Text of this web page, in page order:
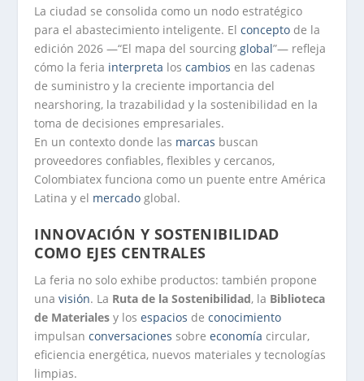
La ciudad se consolida como un nodo estratégico
para el abastecimiento inteligente. Elconcepto de la
edición 2026 —“El mapa del sourcing global”— refleja
cómo la feria interpreta loscambios en las cadenas
de suministro y la creciente importancia del
nearshoring, la trazabilidad y la sostenibilidad en la
toma de decisiones empresariales.
En un contexto donde las marcas buscan
proveedores confiables, flexibles y cercanos,
Colombiatex funciona como un puente entre América
Latina y el mercado global.
INNOVACIÓN Y SOSTENIBILIDAD
COMO EJES CENTRALES
La feria no solo exhibe productos: también propone
unavisión. La Ruta de la Sostenibilidad, la Biblioteca
de Materiales y losespacios deconocimiento
impulsanconversaciones sobreeconomía circular,
eficiencia energética, nuevos materiales y tecnologías
limpias.